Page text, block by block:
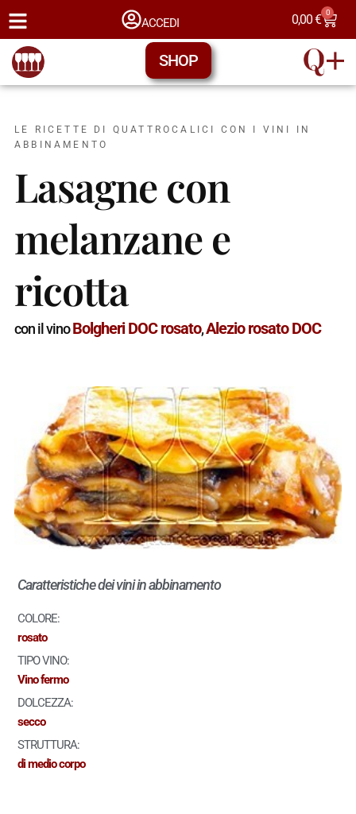
ACCEDI 0,00€ 0
SHOP
LE RICETTE DI QUATTROCALICI CON I VINI IN
ABBINAMENTO
Lasagne con
melanzane e
ricotta
con il vinoBolgheri DOC rosato,Alezio rosato DOC
Caratteristiche dei vini in abbinamento
COLORE:
rosato
TIPO VINO:
Vino fermo
DOLCEZZA:
secco
STRUTTURA:
di medio corpo